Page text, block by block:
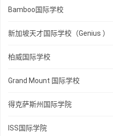
Bamboo国际学校
新加坡天才国际学校（Genius ）
柏威国际学校
Grand Mount 国际学校
得克萨斯州国际学院
ISS国际学院